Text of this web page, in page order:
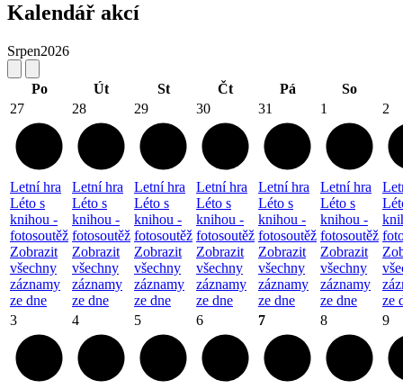
Kalendář akcí
Srpen2026
Po Út St Čt Pá
So
27
Letní hra
Léto s
knihou -
fotosoutěž
Zobrazit
všechny
záznamy
ze dne
28
Letní hra
Léto s
knihou -
fotosoutěž
Zobrazit
všechny
záznamy
ze dne
29
Letní hra
Léto s
knihou -
fotosoutěž
Zobrazit
všechny
záznamy
ze dne
30
Letní hra
Léto s
knihou -
fotosoutěž
Zobrazit
všechny
záznamy
ze dne
31
Letní hra
Léto s
knihou -
fotosoutěž
Zobrazit
všechny
záznamy
ze dne
1
Letní hra
Léto s
knihou -
fotosoutěž
Zobrazit
všechny
záznamy
ze dne
2
ze
3
4 5 6 7 8 9